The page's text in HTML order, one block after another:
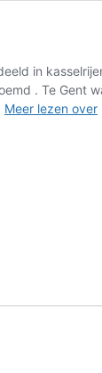
in
. Te Gent
Meer lezen over